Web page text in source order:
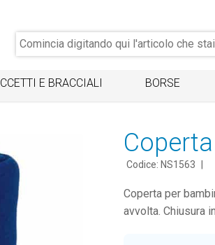
E BRACCIALI BORSE
Codice: NS1563
Coperta per
avvolta. Chiusura